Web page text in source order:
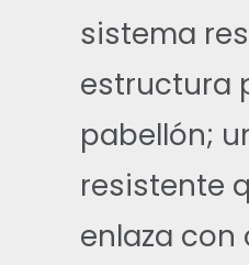
sistema
estructura
pabellón;
resistente
enlaza con